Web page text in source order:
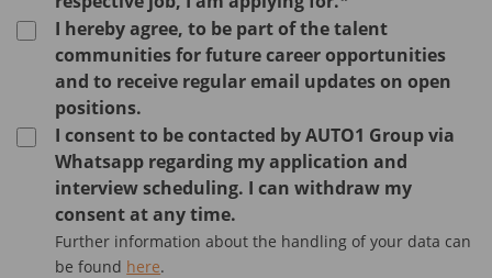
I hereby agree, to be part of the talent
communities for future career opportunities
and to receive regular email updates on open
positions.
I consent to be contacted by AUTO1 Group via
Whatsapp regarding my application and
interview scheduling. I can withdraw my
consent at any time.
Further information about the handling of your data can
be found here.